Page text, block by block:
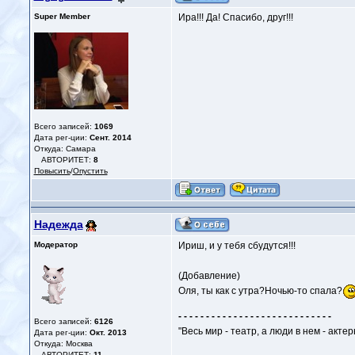
Super Member
Всего записей: 1069
Дата рег-ции: Сент. 2014
Откуда: Самара
АВТОРИТЕТ: 8
Повысить/Опустить
Ира!!! Да! Спасибо, друг!!!
Надежда
Модератор
Всего записей: 6126
Дата рег-ции: Окт. 2013
Откуда: Москва
Ириш, и у тебя сбудутся!!!
(Добавление)
Оля, ты как с утра?Ночью-то спала?
- - - - - - - - - - - - - - - - - - - - - - - - - - - -
"Весь мир - театр, а люди в нем -